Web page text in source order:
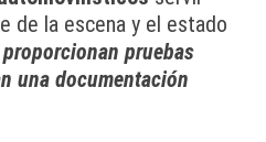
de la escena y el estado
pruebas
una documentación